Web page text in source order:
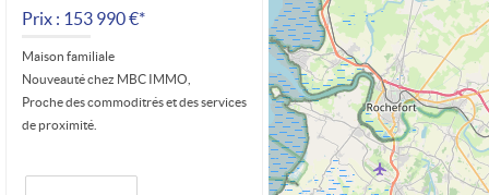
Prix : 153 990 €*
Maison familiale
Nouveauté chez MBC IMMO,
Proche des commoditrés et des services
de proximité.